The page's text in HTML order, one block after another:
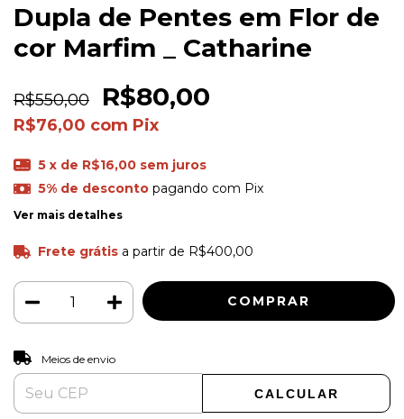
Dupla de Pentes em Flor de
cor Marfim _ Catharine
R$550,00 R$80,00
R$76,00 com Pix
5 x de R$16,00 sem juros
5% de descontopagando com Pix
Ver mais detalhes
Frete grátis a partir de R$400,00
Entregas para o CEP:
Meios de envio
CALCULAR